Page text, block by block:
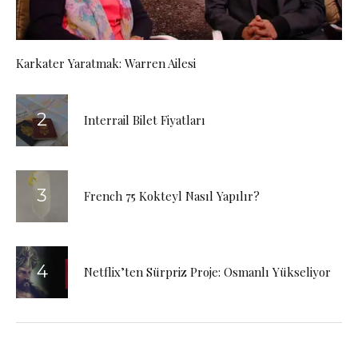
Karkater Yaratmak: Warren Ailesi
Interrail Bilet Fiyatları
French 75 Kokteyl Nasıl Yapılır?
Netflix’ten Sürpriz Proje: Osmanlı Yükseliyor